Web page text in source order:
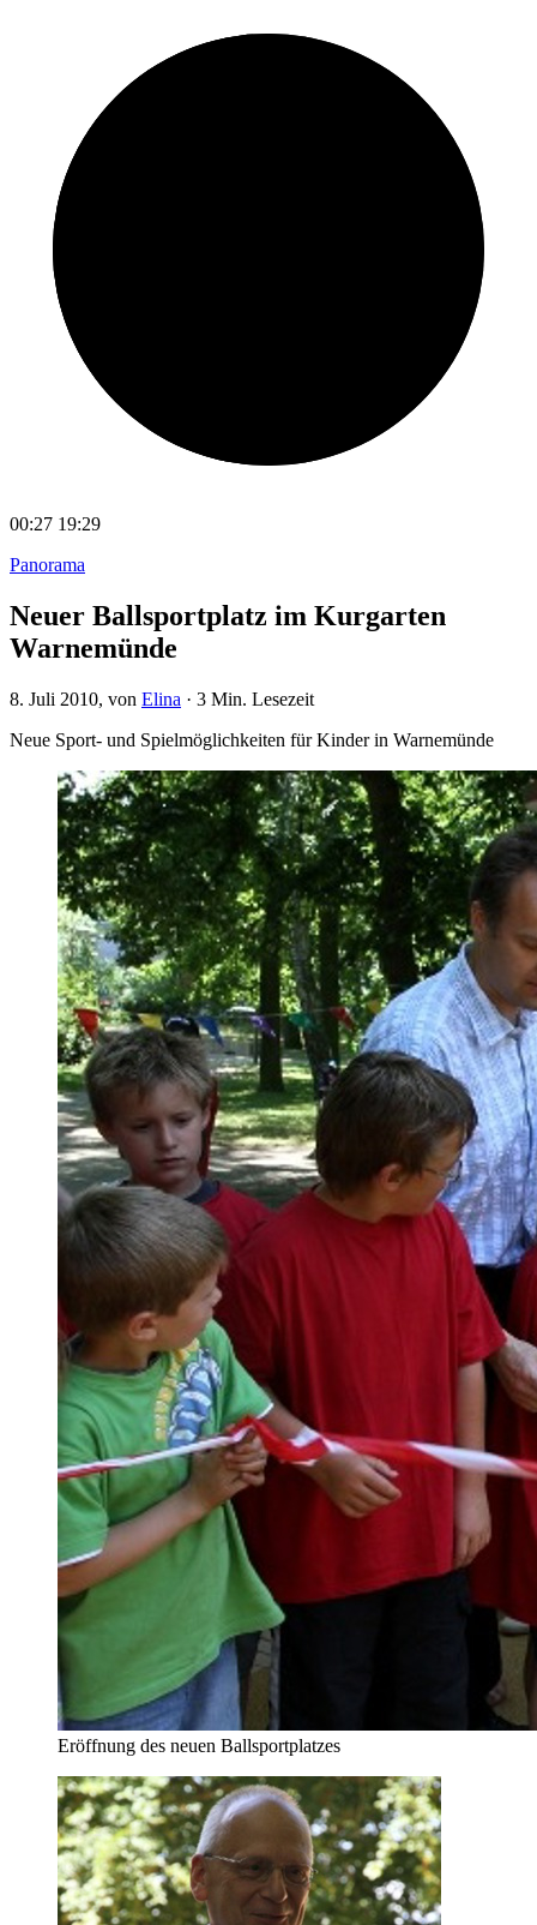
00:27 19:29
Panorama
Neuer Ballsportplatz im Kurgarten
Warnemünde
8. Juli 2010, von Elina · 3 Min. Lesezeit
Neue Sport- und Spielmöglichkeiten für Kinder in Warnemünde
Eröffnung des neuen Ballsportplatzes